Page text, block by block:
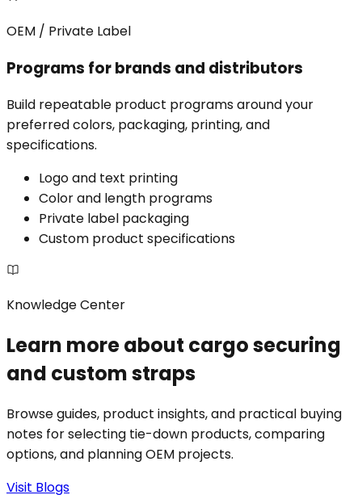
OEM / Private Label
Programs for brands and distributors
Build repeatable product programs around your
preferred colors, packaging, printing, and
specifications.
Logo and text printing
Color and length programs
Private label packaging
Custom product specifications
Knowledge Center
Learn more about cargo securing
and custom straps
Browse guides, product insights, and practical buying
notes for selecting tie-down products, comparing
options, and planning OEM projects.
Visit Blogs